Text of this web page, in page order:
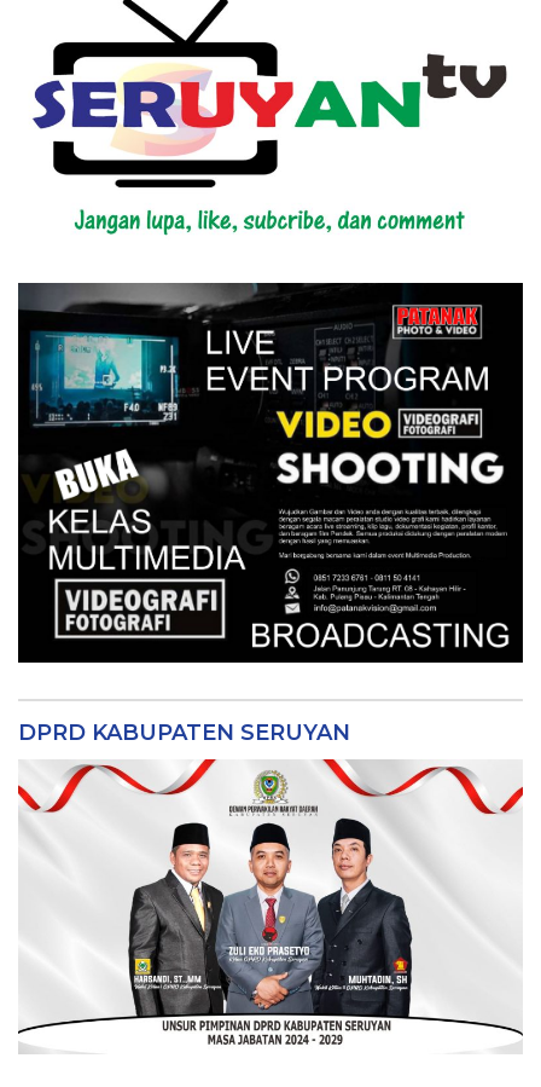
DPRD KABUPATEN SERUYAN